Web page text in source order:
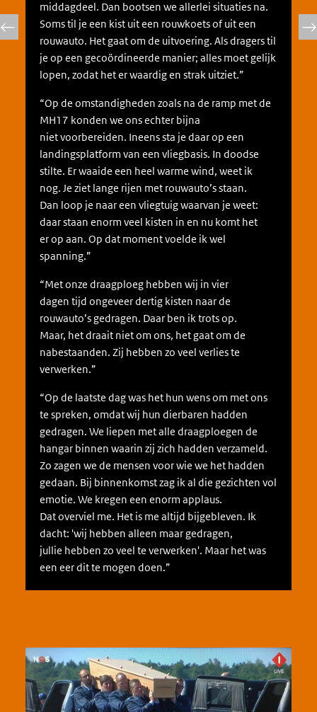
middagdeel. Dan bootsen we allerlei situaties na.
Soms til je een kist uit een rouwkoets of uit een
rouwauto. Het gaat om de uitvoering. Als dragers til
je op een gecoördineerde manier; alles moet gelijk
lopen, zodat het er waardig en strak uitziet.”
“Op de omstandigheden zoals na de ramp met de
MH17 konden we ons echter bijna
niet voorbereiden. Ineens sta je daar op een
landingsplatform van een vliegbasis. In doodse
stilte. Er waaide een heel warme wind, weet ik
nog. Je ziet lange rijen met rouwauto’s staan.
Dan loop je naar een vliegtuig waarvan je weet:
daar staan enorm veel kisten in en nu komt het
er op aan. Op dat moment voelde ik wel
spanning.”
“Met onze draagploeg hebben wij in vier
dagen tijd ongeveer dertig kisten naar de
rouwauto’s gedragen. Daar ben ik trots op.
Maar, het draait niet om ons, het gaat om de
nabestaanden. Zij hebben zo veel verlies te
verwerken.”
“Op de laatste dag was het hun wens om met ons
te spreken, omdat wij hun dierbaren hadden
gedragen. We liepen met alle draagploegen de
hangar binnen waarin zij zich hadden verzameld.
Zo zagen we de mensen voor wie we het hadden
gedaan. Bij binnenkomst zag ik al die gezichten vol
emotie. We kregen een enorm applaus.
Dat overviel me. Het is me altijd bijgebleven. Ik
dacht: 'wij hebben alleen maar gedragen,
jullie hebben zo veel te verwerken'. Maar het was
een eer dit te mogen doen.”